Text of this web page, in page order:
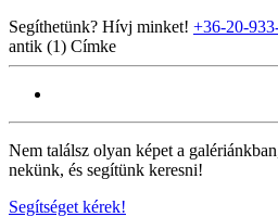
Segíthetünk? Hívj minket! +36-20-
antik (1) Címke
Nem találsz olyan képet a
nekünk, és segítünk keresni!
Segítséget kérek!